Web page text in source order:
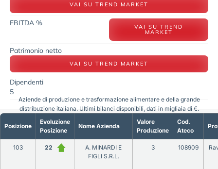
VAI SU TREND MARKET
EBITDA % VAI SU TREND
MARKET
Patrimonio netto
VAI SU TREND MARKET
Dipendenti
5
Posizione
Evoluzione
Posizione
Nome Azienda
Valore
Produzione
Cod.
Ateco
103 22
A. MINARDI E
FIGLI S.R.L.
3 108909
Aziende di produzione e trasformazione alimentare e della grande
distribuzione italiana. Ultimi bilanci disponibili, dati in migliaia di €.